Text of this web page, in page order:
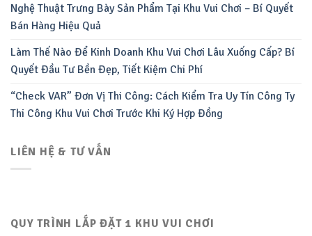
Nghệ Thuật Trưng Bày Sản Phẩm Tại Khu Vui Chơi – Bí Quyết
Bán Hàng Hiệu Quả
Làm Thế Nào Để Kinh Doanh Khu Vui Chơi Lâu Xuống Cấp? Bí
Quyết Đầu Tư Bền Đẹp, Tiết Kiệm Chi Phí
“Check VAR” Đơn Vị Thi Công: Cách Kiểm Tra Uy Tín Công Ty
Thi Công Khu Vui Chơi Trước Khi Ký Hợp Đồng
LIÊN HỆ & TƯ VẤN
QUY TRÌNH LẮP ĐẶT 1 KHU VUI CHƠI